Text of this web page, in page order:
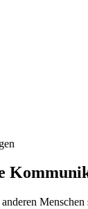
Menschen